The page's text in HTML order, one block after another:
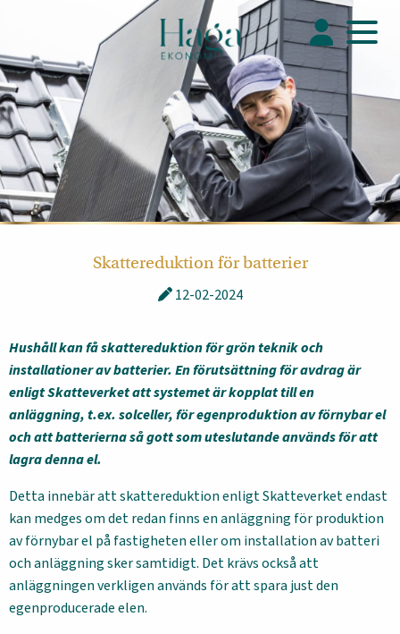
Skattereduktion för batterier
12-02-2024
Hushåll kan få skattereduktion för grön teknik och
installationer av batterier. En förutsättning för avdrag är
enligt Skatteverket att systemet är kopplat till en
anläggning, t.ex. solceller, för egenproduktion av förnybar el
och att batterierna så gott som uteslutande används för att
lagra denna el.
Detta innebär att skattereduktion enligt Skatteverket endast
kan medges om det redan finns en anläggning för produktion
av förnybar el på fastigheten eller om installation av batteri
och anläggning sker samtidigt. Det krävs också att
anläggningen verkligen används för att spara just den
egenproducerade elen.